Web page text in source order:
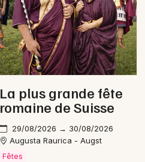
La plus grande fête
romaine de Suisse
29/08/2026 → 30/08/2026
Augusta Raurica - Augst
Fêtes